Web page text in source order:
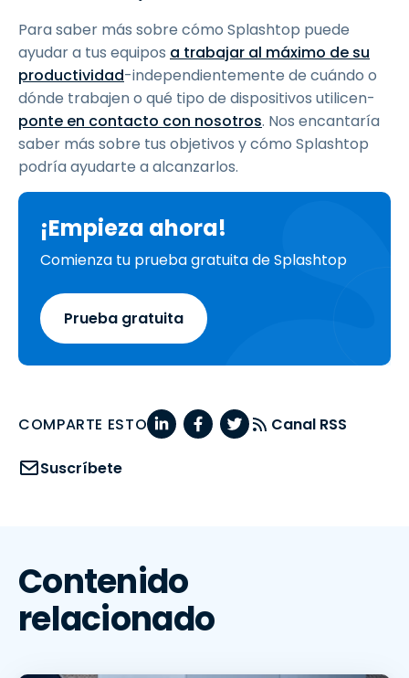
Para saber más sobre cómo Splashtop puede
ayudar a tus equipos a trabajar al máximo de su
productividad-independientemente de cuándo o
dónde trabajen o qué tipo de dispositivos utilicen-
ponte en contacto con nosotros. Nos encantaría
saber más sobre tus objetivos y cómo Splashtop
podría ayudarte a alcanzarlos.
¡Empieza ahora!
Comienza tu prueba gratuita de Splashtop
Prueba gratuita
COMPARTE ESTO Canal RSS
Suscríbete
Contenido
relacionado